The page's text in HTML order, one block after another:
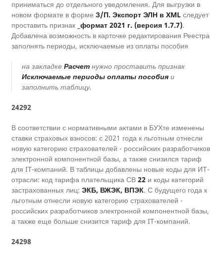
приниматься до отдельного уведомления. Для выгрузки в
новом формате в форме З/П. Экспорт ЭЛН в XML следует
проставить признак _формат 2021 г. (версия 1.7.7).
Добавлена возможность в карточке редактирования Реестра
заполнять периоды, исключаемые из оплаты пособия
на закладке Расчет нужно проставить признак
Исключаемые периоды оплаты пособия и
заполнить таблицу.
24292
В соответствии с нормативными актами в БУХте изменены
ставки страховых взносов: с 2021 года к льготным отнесли
новую категорию страхователей - российских разработчиков
электронной компонентной базы, а также снизился тариф
для IT-компаний. В таблицы добавлены новые коды для ИТ-
отрасли: код тарифа плательщика СВ 22 и коды категорий
застрахованных лиц: ЭКБ, ВЖЭК, ВПЭК. С будущего года к
льготным отнесли новую категорию страхователей -
российских разработчиков электронной компонентной базы,
а также еще больше снизится тариф для IT-компаний.
24298